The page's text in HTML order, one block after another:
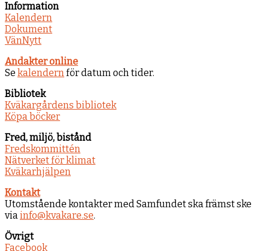
Information
Kalendern
Dokument
VänNytt
Andakter online
Se kalendernför datum och tider.
Bibliotek
Kväkargårdens bibliotek
Köpa böcker
Fred, miljö, bistånd
Fredskommittén
Nätverket för klimat
Kväkarhjälpen
Kontakt
Utomstående kontakter med Samfundet ska främst ske
viainfo@kvakare.se.
Övrigt
Facebook